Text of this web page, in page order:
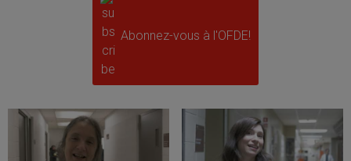
Abonnez-vous à l'OFDE!